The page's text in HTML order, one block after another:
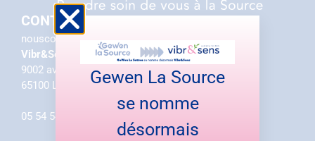
CONTACT
nouscontacter@vibretsens.com
Vibr&Sens
9002 av. Monseigneur Rodhain
65100 Lourdes
05 54 54 84 12
Gewen La Source
se nomme
désormais